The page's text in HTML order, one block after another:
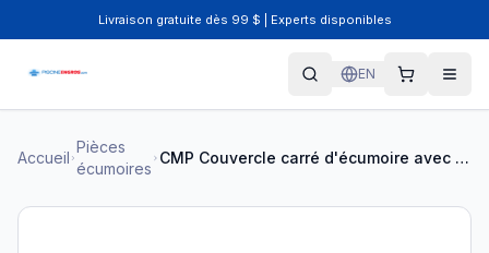
Livraison gratuite dès 99 $ | Experts disponibles
EN
Accueil
Pièces
écumoires
CMP Couvercle carré d'écumoire avec collet ajustement 25538-900-000 i26